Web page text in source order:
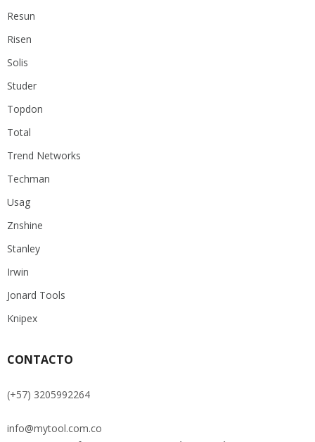
Resun
Risen
Solis
Studer
Topdon
Total
Trend Networks
Techman
Usag
Znshine
Stanley
Irwin
Jonard Tools
Knipex
CONTACTO
(+57) 3205992264
info@mytool.com.co